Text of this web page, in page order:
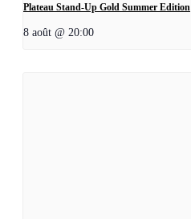
Plateau Stand-Up Gold Summer Edition
8 août @ 20:00